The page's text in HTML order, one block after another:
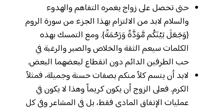
حتى تحصل على زواج يغمره التفاهم والهدوء
والسلام لابد من الالتزام بهذا الجزء من سورة الروم
{وَجَعَلَ بَيْنَكُم مَّوَدَّةً وَرَحْمَةً}. ومع التمسك بهذه
الكلمات سيعم الثقة والخلاص والصبر والرغبة في
حب الطرفين الدائم دون انقطاع لبعضهما البعض.
لابد أن يتسم كلاً منكم بصفات حسنة وجميلة، فمثلاً
الكرم. فعلى الزوج أن يكون كريماً وهذا لا يكون في
عمليات الإنفاق المادي فقط، بل في المشاعر وفي كل